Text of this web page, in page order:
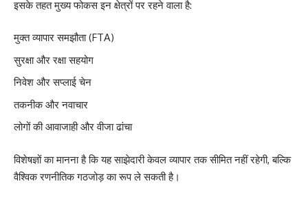
इसके तहत मुख्य फोकस इन क्षेत्रों पर रहने वाला है:
मुक्त व्यापार समझौता (FTA)
सुरक्षा और रक्षा सहयोग
निवेश और सप्लाई चेन
तकनीक और नवाचार
लोगों की आवाजाही और वीजा ढांचा
विशेषज्ञों का मानना है कि यह साझेदारी केवल व्यापार तक सीमित नहीं रहेगी, बल्कि
वैश्विक रणनीतिक गठजोड़ का रूप ले सकती है।